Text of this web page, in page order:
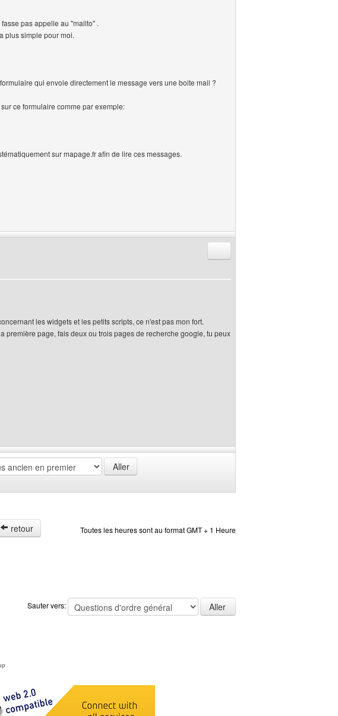
pas appelle au "mailto" .
plus simple pour moi.
qui envoie directement le message vers une boite mail ?
ce formulaire comme par exemple:
sur mapage.fr afin de lire ces messages.
les widgets et les petits scripts, ce n'est pas mon fort.
page, fais deux ou trois pages de recherche google, tu peux
retour Toutes les heures sont au format GMT + 1 Heure
Sauter vers: